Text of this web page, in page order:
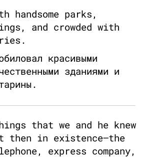
handsome parks,
and crowded with
красивыми
зданиями и
that we and he knew
then in existence—the
express company,